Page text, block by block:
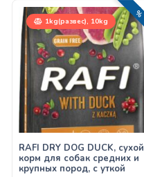
1kg(развес), 10kg
РАСПРОДАЖА!
RAFI DRY DOG DUCK, сухой
корм для собак средних и
крупных пород, с уткой